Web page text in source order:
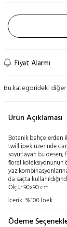
Fiyat Alarmı
Bu kategorideki
Ürün Açıklaması
Botanik bahçelerden
twill ipek üzerinde
soyutlayan bu desen;
floral koleksiyonunun
yaz
da saçta
Ölçü: 90x90 cm
İçerik: %100 İpek
Ödeme